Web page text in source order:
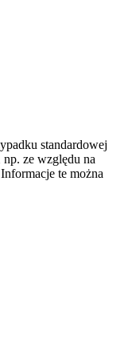
standardowej
ze względu na
te można